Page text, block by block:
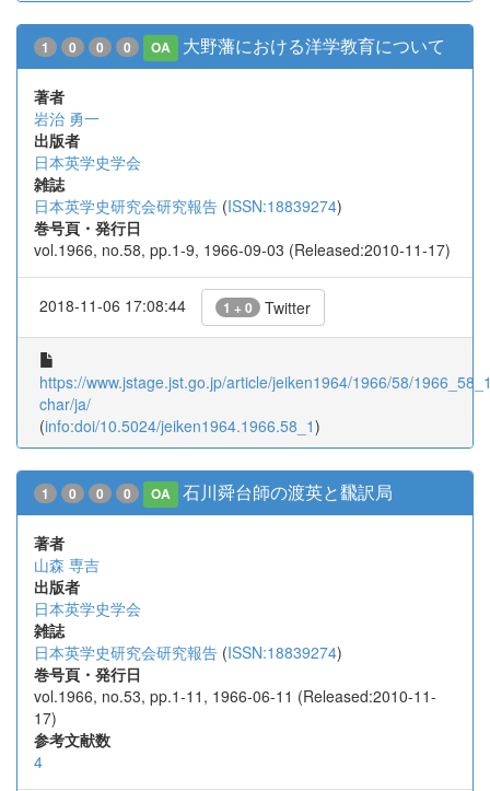
1 0 0 0 OA 大野藩における洋学教育について
著者
岩治 勇一
出版者
日本英学史学会
雑誌
日本英学史研究会研究報告 (ISSN:18839274)
巻号頁・発行日
vol.1966, no.58, pp.1-9, 1966-09-03 (Released:2010-11-17)
2018-11-06 17:08:44 1 + 0 Twitter
https://www.jstage.jst.go.jp/article/jeiken1964/1966/58/
char/ja/
(info:doi/10.5024/jeiken1964.1966.58_1)
1 0 0 0 OA 石川舜台師の渡英と飜訳局
著者
山森 専吉
出版者
日本英学史学会
雑誌
日本英学史研究会研究報告 (ISSN:18839274)
巻号頁・発行日
vol.1966, no.53, pp.1-11, 1966-06-11 (Released:2010-11-
17)
参考文献数
4